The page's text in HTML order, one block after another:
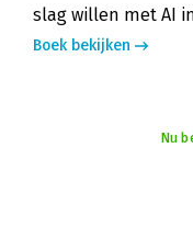
slag willen met AI
Boek bekijken
Nu